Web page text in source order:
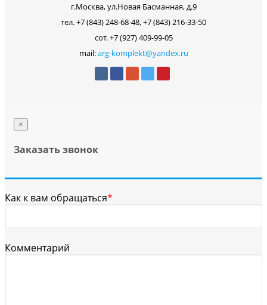
г.Москва, ул.Новая Басманная, д.9
тел. +7 (843) 248-68-48, +7 (843) 216-33-50
сот. +7 (927) 409-99-05
mail:arg-komplekt@yandex.ru
×
Заказать звонок
Как к вам обращаться*
Комментарий